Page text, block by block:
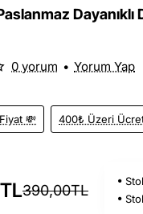
💸 400₺ Üzeri
0 yorum • Yorum Yap
390,00TL